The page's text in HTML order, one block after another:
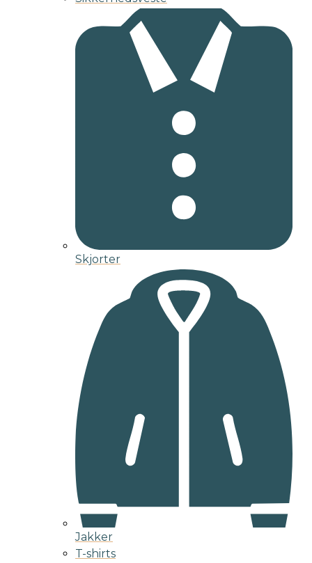
Skjorter
Jakker
T-shirts